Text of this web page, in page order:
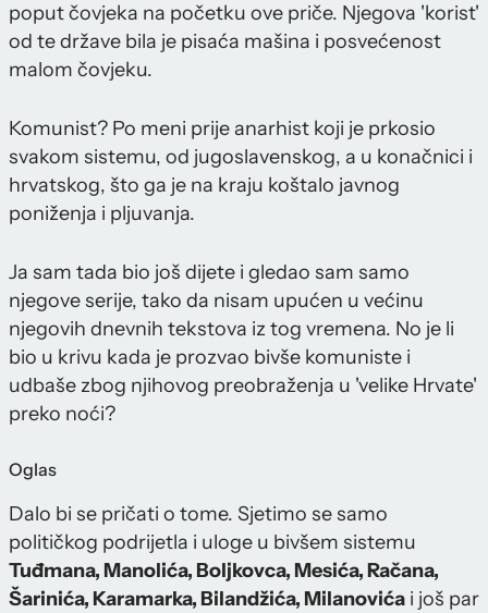
poput čovjeka na početku ove priče. Njegova 'korist'
od te države bila je pisaća mašina i posvećenost
malom čovjeku.
Komunist? Po meni prije anarhist koji je prkosio
svakom sistemu, od jugoslavenskog, a u konačnici i
hrvatskog, što ga je na kraju koštalo javnog
poniženja i pljuvanja.
Ja sam tada bio još dijete i gledao sam samo
njegove serije, tako da nisam upućen u većinu
njegovih dnevnih tekstova iz tog vremena. No je li
bio u krivu kada je prozvao bivše komuniste i
udbaše zbog njihovog preobraženja u 'velike Hrvate'
preko noći?
Oglas
Dalo bi se pričati o tome. Sjetimo se samo
političkog podrijetla i uloge u bivšem sistemu
Tuđmana, Manolića, Boljkovca, Mesića, Račana,
Šarinića, Karamarka, Bilandžića, Milanovića i još par